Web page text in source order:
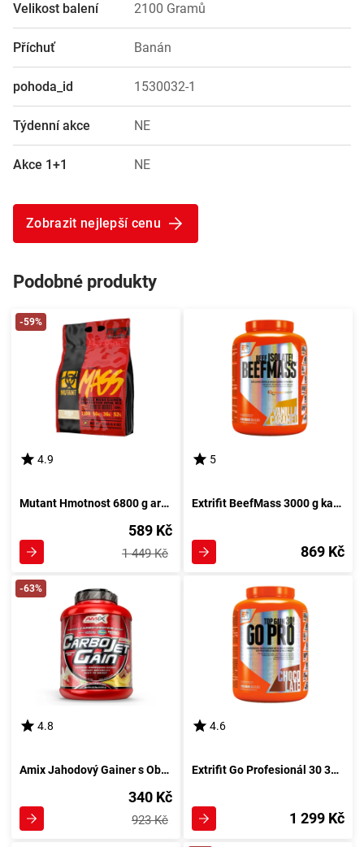
Velikost balení 2100 Gramů
Příchuť Banán
pohoda_id 1530032-1
Týdenní akce NE
Akce 1+1 NE
Zobrazit nejlepší cenu
Podobné produkty
-59%
4.9
Mutant Hmotnost 6800 g arašídová pomazánka
589 Kč
1 449 Kč
5
Extrifit BeefMass 3000 g kakaořízek
869 Kč
-63%
4.8
Amix Jahodový Gainer s Obsahem Sacharidů 2250 g
340 Kč
923 Kč
4.6
Extrifit Go Profesionál 30 3000 g čokoládový
1 299 Kč